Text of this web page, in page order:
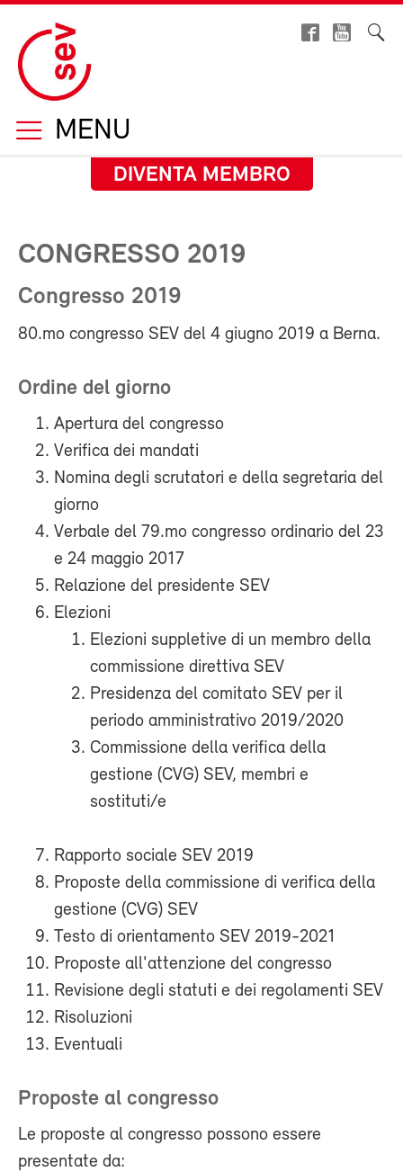
MENU
DIVENTA MEMBRO
CONGRESSO 2019
Congresso 2019
80.mo congresso SEV del 4 giugno 2019 a Berna.
Ordine del giorno
Apertura del congresso
Verifica dei mandati
Nomina degli scrutatori e della segretaria del
giorno
Verbale del 79.mo congresso ordinario del 23
e 24 maggio 2017
Relazione del presidente SEV
Elezioni
Elezioni suppletive di un membro della
commissione direttiva SEV
Presidenza del comitato SEV per il
periodo amministrativo 2019/2020
Commissione della verifica della
gestione (CVG) SEV, membri e
sostituti/e
Rapporto sociale SEV 2019
Proposte della commissione di verifica della
gestione (CVG) SEV
Testo di orientamento SEV 2019-2021
Proposte all'attenzione del congresso
Revisione degli statuti e dei regolamenti SEV
Risoluzioni
Eventuali
Proposte al congresso
Le proposte al congresso possono essere
presentate da: